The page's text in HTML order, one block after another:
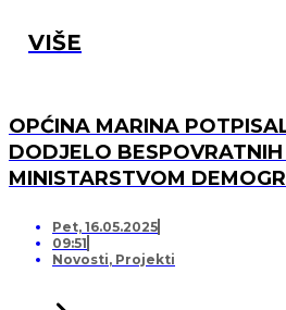
VIŠE
OPĆINA MARINA
DODJELO BESPOVRATNIH
MINISTARSTVOM
OPREMANJA DJEČJEG
SVINCIMA
Pet, 16.05.2025
09:51
Novosti, Projekti